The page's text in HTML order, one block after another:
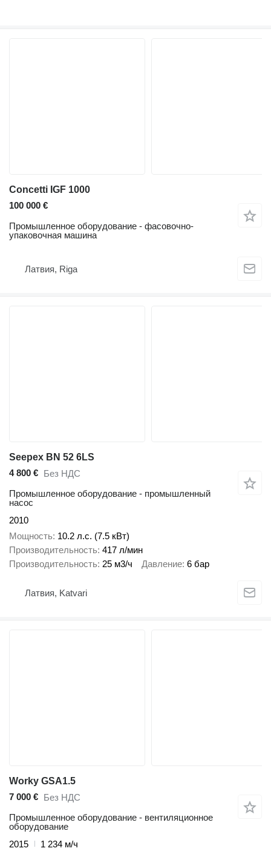
Concetti IGF 1000
100 000 €
Промышленное оборудование - фасовочно-
упаковочная машина
Латвия, Riga
Seepex BN 52 6LS
4 800 € Без НДС
Промышленное оборудование - промышленный
насос
2010
Мощность 10.2 л.с. (7.5 кВт)
Производительность 417 л/мин
Производительность 25 м3/ч Давление 6 бар
Латвия, Katvari
Worky GSA1.5
7 000 € Без НДС
Промышленное оборудование - вентиляционное
оборудование
2015
1 234 м/ч